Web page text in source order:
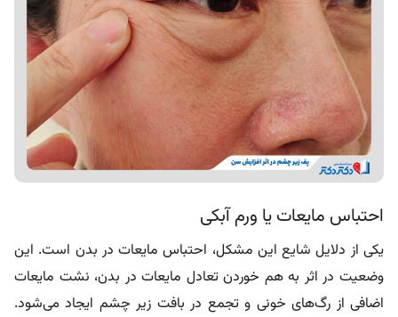
احتباس مایعات یا ورم آبکی
یکی از دلایل شایع این مشکل، احتباس مایعات در بدن است. این
وضعیت در اثر به هم خوردن تعادل مایعات در بدن، نشت مایعات
اضافی از رگ‌های خونی و تجمع در بافت‌ زیر چشم ایجاد می‌شود.